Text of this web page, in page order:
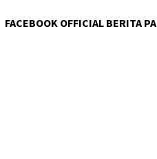
FACEBOOK OFFICIAL BERITA